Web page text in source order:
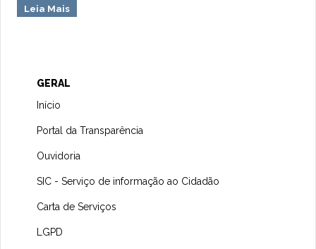
Leia Mais
GERAL
Início
Portal da Transparência
Ouvidoria
SIC - Serviço de informação ao Cidadão
Carta de Serviços
LGPD